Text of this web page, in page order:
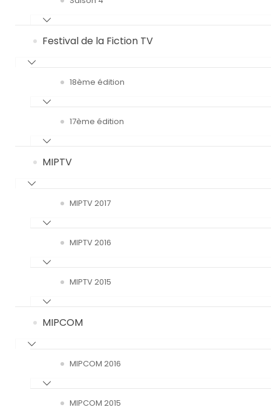
Festival de la Fiction TV
18ème édition
17ème édition
MIPTV
MIPTV 2017
MIPTV 2016
MIPTV 2015
MIPCOM
MIPCOM 2016
MIPCOM 2015